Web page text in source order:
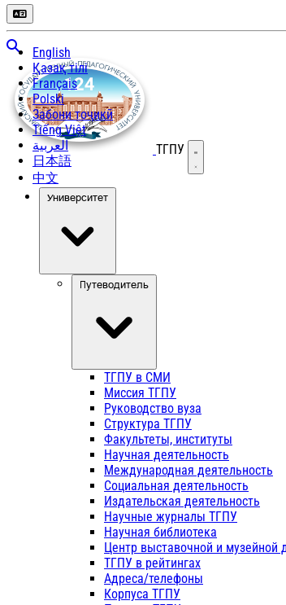
English
Қазақ тілі
Français
Polski
Забони тоҷикӣ
Tiếng Việt
العربية
日本語
中文
ТГПУ Открыть меню
Университет
Путеводитель
ТГПУ в СМИ
Миссия ТГПУ
Руководство вуза
Структура ТГПУ
Факультеты, институты
Научная деятельность
Международная деятельность
Социальная деятельность
Издательская деятельность
Научные журналы ТГПУ
Научная библиотека
Центр выставочной и музейной
ТГПУ в рейтингах
Адреса/телефоны
Корпуса ТГПУ